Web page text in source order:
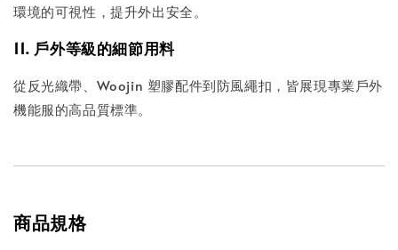
環境的可視性，提升外出安全。
11. 戶外等級的細節用料
從反光織帶、Woojin 塑膠配件到防風繩扣，皆展現專業戶外
機能服的高品質標準。
商品規格